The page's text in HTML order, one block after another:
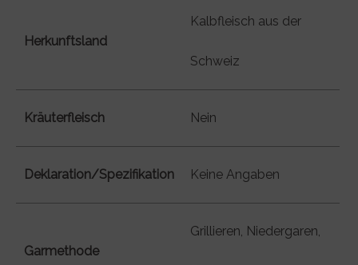
Herkunftsland
Kalbfleisch aus der
Schweiz
Kräuterfleisch Nein
Deklaration/Spezifikation Keine Angaben
Garmethode
Grillieren, Niedergaren,